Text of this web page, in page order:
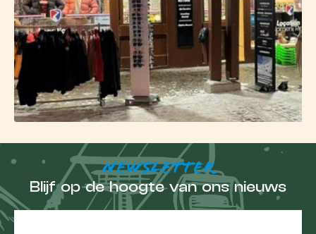
NEWSLETTER
Blijf op de hoogte van ons nieuws